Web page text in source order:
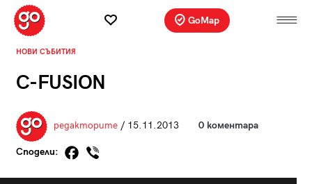
GoMap
НОВИ СЪБИТИЯ
C-FUSION
редакторите/ 15.11.2013 0 коментара
Сподели: